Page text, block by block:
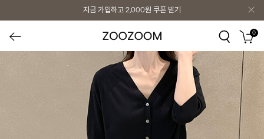
지금 가입하고 2,000원 쿠폰 받기
0